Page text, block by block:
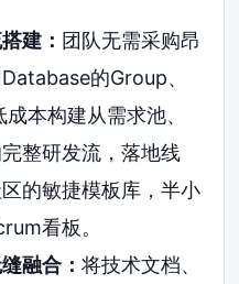
建： 团队无需采购昂
的Group、
本构建从需求池、
整研发流，落地线
的敏捷模板库，半小
看板。
融合： 将技术文档、